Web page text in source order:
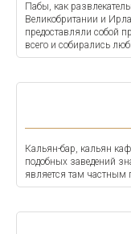
Пабы, как
Великобритании и
предоставляли собой
всего и собирались
Кальян-бар, кальян
подобных заведений
является там частным